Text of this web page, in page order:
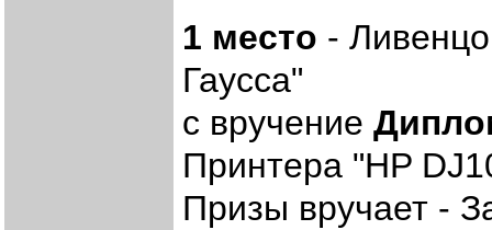
1 место -
Гаусса"
с вручение
Принтера "HP
Призы вручает -